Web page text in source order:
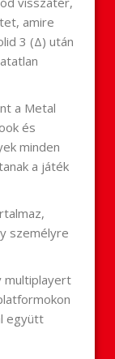
amire
3 (Δ) után
a Metal
és
minden
a játék
személyre
multiplayert
együtt